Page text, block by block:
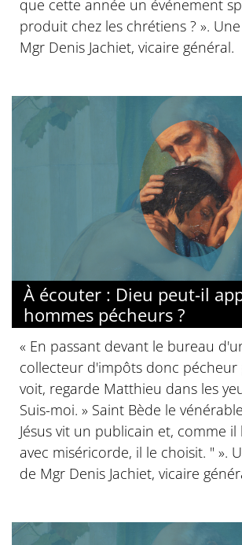
que cette année un événement
produit chez les chrétiens ? ».
Mgr Denis Jachiet, vicaire général.
À écouter : Dieu peut-il
hommes pécheurs ?
« En passant devant le bureau
collecteur d'impôts donc pécheur
voit, regarde Matthieu dans les
Suis-moi. » Saint Bède le
Jésus vit un publicain et, comme
avec miséricorde, il le choisit. " ».
de Mgr Denis Jachiet, vicaire